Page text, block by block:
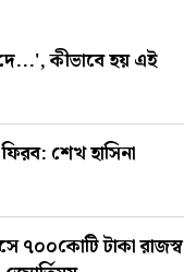
কীভাবে হয় এই
শেখ হাসিনা
৭০০কোটি টাকা রাজস্ব